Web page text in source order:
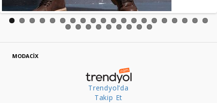
MODACİX
Trendyol’da
Takip Et